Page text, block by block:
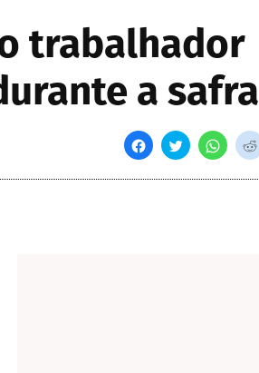
trabalhador
a safra